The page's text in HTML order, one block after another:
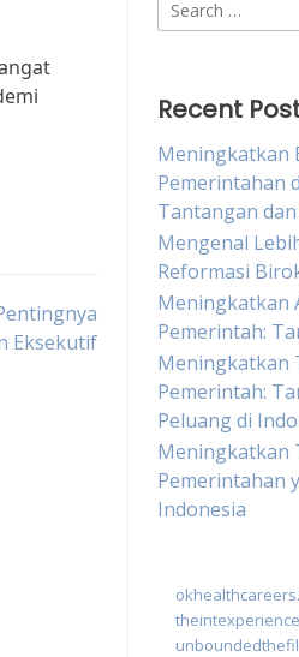
Eksekutif
for:
Recent
Meningkatkan
Pemerintahan
Tantangan
Mengenal
Reformasi
Meningkatkan
Pemerintah:
Meningkatkan
Pemerintah:
Peluang di
Meningkatkan
Pemerintahan
Indonesia